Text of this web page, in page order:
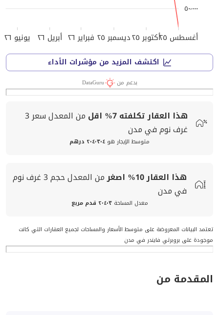
أغسطس ٢٥ أكتوبر ٢٥ ديسمبر ٢٥ فبراير ٢٦ أبريل ٢٦ يونيو ٢٦
٥٠٬٠٠٠
اكتشف المزيد من مؤشرات الأداء
بدعم من DataGuru
هذا العقار تكلفته7% اقل من المعدلسعر3
غرف نوم في مدن
متوسط الإيجار هو ٢٠٤٬٣٠٤ درهم
هذا العقار10% اصغر من المعدل حجم 3 غرف نوم
في مدن
معدل المساحة ٢٬٤٠٣ قدم مربع
تعتمد البيانات المعروضة على متوسط الأسعار والمساحات لجميع العقارات التي كانت
موجودة على بروبرتي فايندر في مدن
المقدمة من